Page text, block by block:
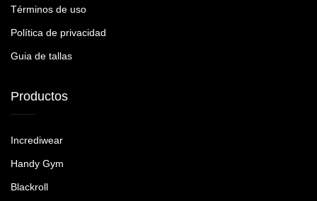
Términos de uso
Política de privacidad
Guia de tallas
Productos
Incrediwear
Handy Gym
Blackroll